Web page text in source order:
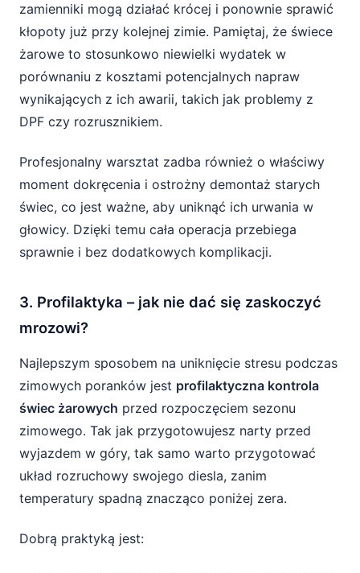
zamienniki mogą działać krócej i ponownie sprawić
kłopoty już przy kolejnej zimie. Pamiętaj, że świece
żarowe to stosunkowo niewielki wydatek w
porównaniu z kosztami potencjalnych napraw
wynikających z ich awarii, takich jak problemy z
DPF czy rozrusznikiem.
Profesjonalny warsztat zadba również o właściwy
moment dokręcenia i ostrożny demontaż starych
świec, co jest ważne, aby uniknąć ich urwania w
głowicy. Dzięki temu cała operacja przebiega
sprawnie i bez dodatkowych komplikacji.
3. Profilaktyka – jak nie dać się zaskoczyć
mrozowi?
Najlepszym sposobem na uniknięcie stresu podczas
zimowych poranków jest profilaktyczna kontrola
świec żarowych przed rozpoczęciem sezonu
zimowego. Tak jak przygotowujesz narty przed
wyjazdem w góry, tak samo warto przygotować
układ rozruchowy swojego diesla, zanim
temperatury spadną znacząco poniżej zera.
Dobrą praktyką jest: